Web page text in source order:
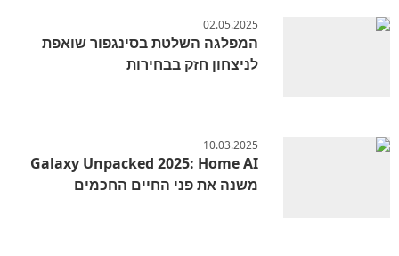
02.05.2025
המפלגה השלטת בסינגפור שואפת
לניצחון חזק בבחירות
10.03.2025
Galaxy Unpacked 2025: Home AI
משנה את פני החיים החכמים